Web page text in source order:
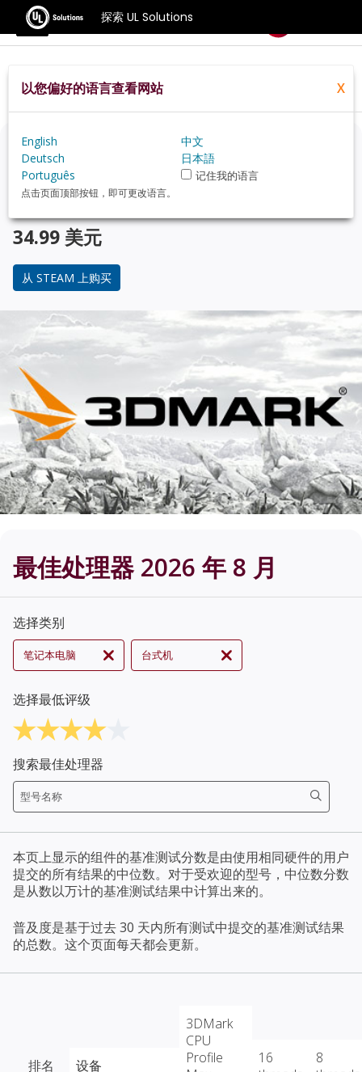
探索 UL Solutions
基准测试
Home Zh Hans Compare
正在考虑升级？
使用 3DMark 游戏玩家的基准测试，来了解您的 PC 与 受
欢迎的 CPU 在性能上的对比。
34.99 美元
从 STEAM 上购买
最佳处理器 2026 年 8 月
选择类别
笔记本电脑 台式机
选择最低评级
搜索最佳处理器
本页上显示的组件的基准测试分数是由使用相同硬件的用户
提交的所有结果的中位数。对于受欢迎的型号，中位数分数
是从数以万计的基准测试结果中计算出来的。
普及度是基于过去 30 天内所有测试中提交的基准测试结果
的总数。这个页面每天都会更新。
排名 设备
3DMark
CPU
Profile
16
8
以您偏好的语言查看网站 X
English
中文
Deutsch
日本語
Português
记住我的语言
点击页面顶部按钮，即可更改语言。